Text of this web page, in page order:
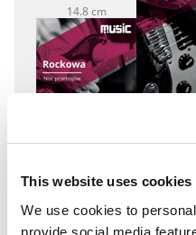
This website uses cookies
We use cookies to
provide social media
14.8 cm
21 cm